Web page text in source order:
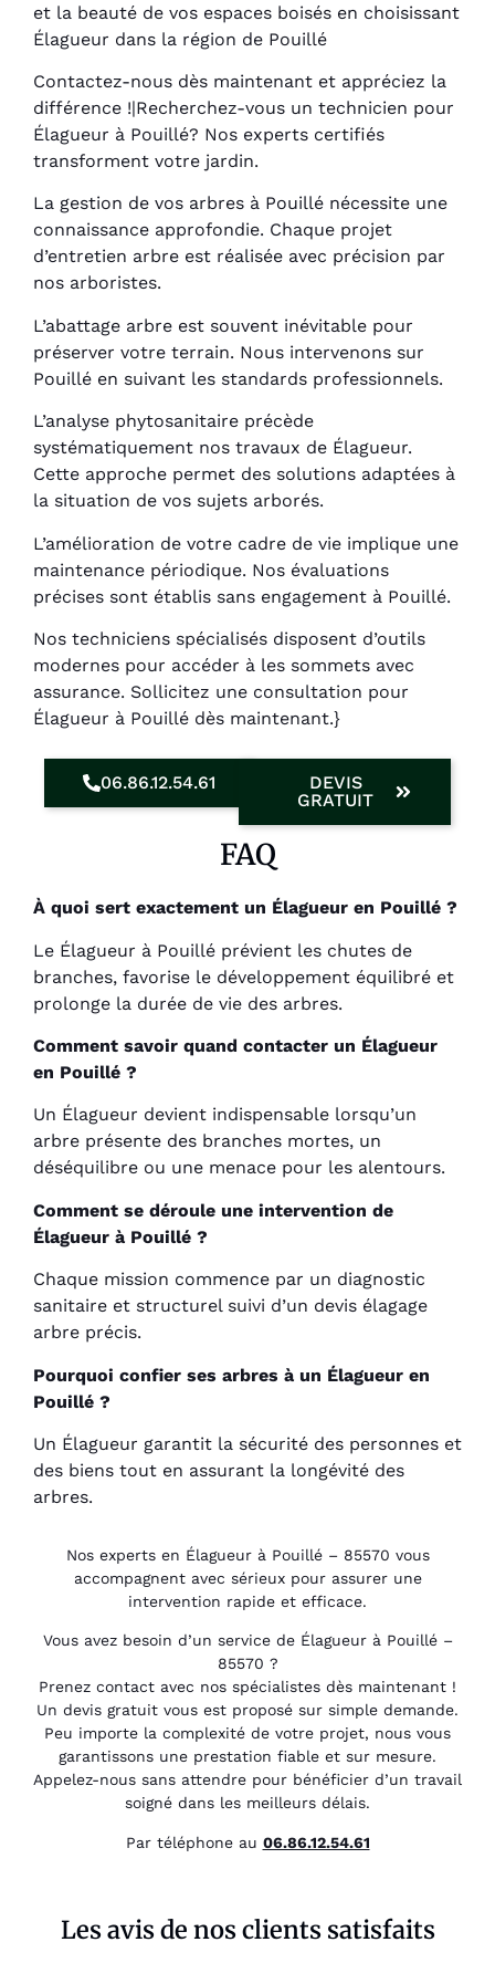
et la beauté de vos espaces boisés en choisissant
Élagueur dans la région de Pouillé
Contactez-nous dès maintenant et appréciez la
différence !|Recherchez-vous un technicien pour
Élagueur à Pouillé? Nos experts certifiés
transforment votre jardin.
La gestion de vos arbres à Pouillé nécessite une
connaissance approfondie. Chaque projet
d’entretien arbre est réalisée avec précision par
nos arboristes.
L’abattage arbre est souvent inévitable pour
préserver votre terrain. Nous intervenons sur
Pouillé en suivant les standards professionnels.
L’analyse phytosanitaire précède
systématiquement nos travaux de Élagueur.
Cette approche permet des solutions adaptées à
la situation de vos sujets arborés.
L’amélioration de votre cadre de vie implique une
maintenance périodique. Nos évaluations
précises sont établis sans engagement à Pouillé.
Nos techniciens spécialisés disposent d’outils
modernes pour accéder à les sommets avec
assurance. Sollicitez une consultation pour
Élagueur à Pouillé dès maintenant.}
06.86.12.54.61
DEVIS
GRATUIT
FAQ
À quoi sert exactement un Élagueur en Pouillé ?
Le Élagueur à Pouillé prévient les chutes de
branches, favorise le développement équilibré et
prolonge la durée de vie des arbres.
Comment savoir quand contacter un Élagueur
en Pouillé ?
Un Élagueur devient indispensable lorsqu’un
arbre présente des branches mortes, un
déséquilibre ou une menace pour les alentours.
Comment se déroule une intervention de
Élagueur à Pouillé ?
Chaque mission commence par un diagnostic
sanitaire et structurel suivi d’un devis élagage
arbre précis.
Pourquoi confier ses arbres à un Élagueur en
Pouillé ?
Un Élagueur garantit la sécurité des personnes et
des biens tout en assurant la longévité des
arbres.
Nos experts en Élagueur à Pouillé – 85570 vous
accompagnent avec sérieux pour assurer une
intervention rapide et efficace.
Vous avez besoin d’un service de Élagueur à Pouillé –
85570 ?
Prenez contact avec nos spécialistes dès maintenant !
Un devis gratuit vous est proposé sur simple demande.
Peu importe la complexité de votre projet, nous vous
garantissons une prestation fiable et sur mesure.
Appelez-nous sans attendre pour bénéficier d’un travail
soigné dans les meilleurs délais.
Par téléphone au 06.86.12.54.61
Les avis de nos clients satisfaits